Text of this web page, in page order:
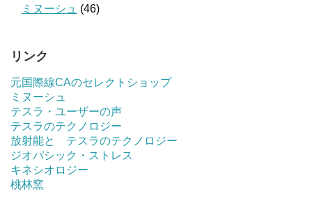
ミヌーシュ (46)
リンク
元国際線CAのセレクトショップ
ミヌーシュ
テスラ・ユーザーの声
テスラのテクノロジー
放射能と テスラのテクノロジー
ジオパシック・ストレス
キネシオロジー
桃林窯